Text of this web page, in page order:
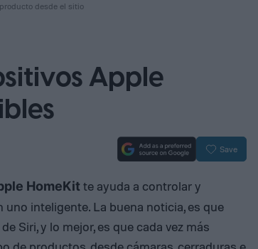
desde el sitio
Apple
Save
HomeKit te ayuda a controlar y
inteligente. La buena noticia, es que
Siri, y lo mejor, es que cada vez más